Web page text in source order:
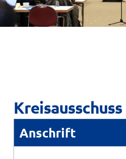
Kreisausschuss
Anschrift